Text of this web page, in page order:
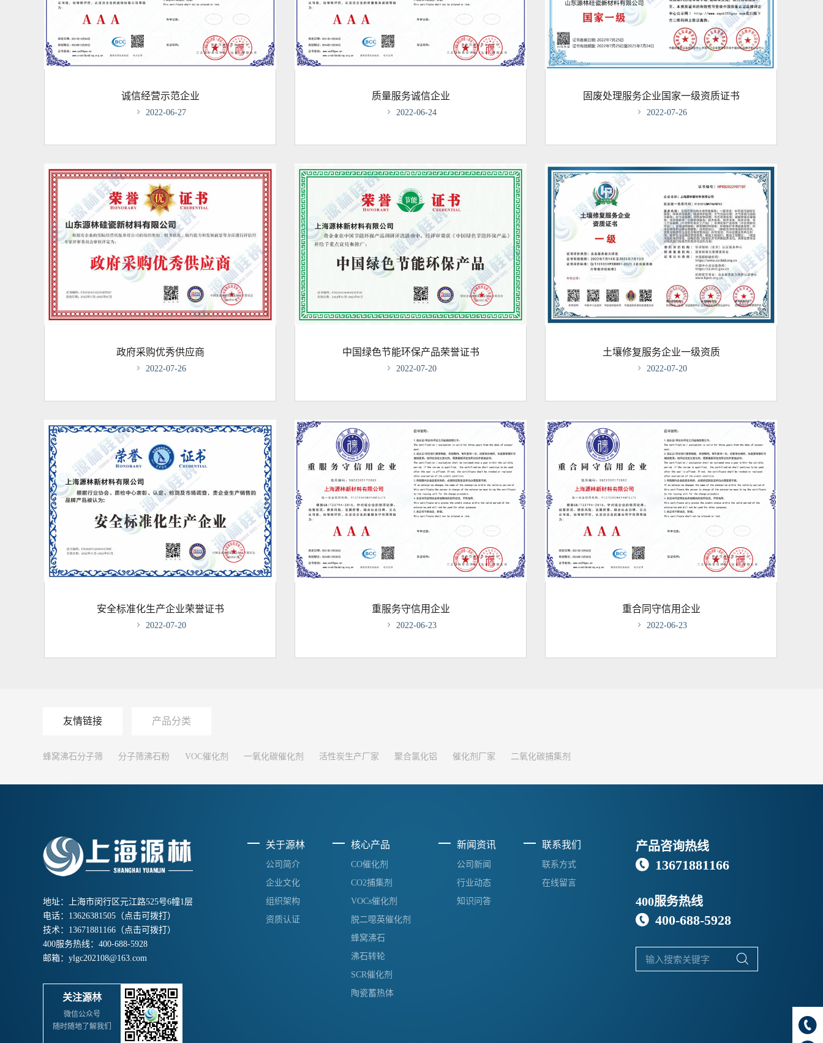

诚信经营示范企业
 2022-06-27
质量服务诚信企业
 2022-06-24
固废处理服务企业国家一级资质证书
 2022-07-26
政府采购优秀供应商
 2022-07-26
中国绿色节能环保产品荣誉证书
 2022-07-20
土壤修复服务企业一级资质
 2022-07-20
安全标准化生产企业荣誉证书
 2022-07-20
重服务守信用企业
 2022-06-23
重合同守信用企业
 2022-06-23
友情链接 产品分类
蜂窝沸石分子筛 分子筛沸石粉 VOC催化剂 一氧化碳催化剂 活性炭生产厂家 聚合氯化铝 催化剂厂家 二氧化碳捕集剂
地址：上海市闵行区元江路525号6幢1层
电话： 13626381505 （点击可拨打）
技术： 13671881166 （点击可拨打）
400服务热线： 400-688-5928
邮箱： ylgc202108@163.com
关注源林
微信公众号
随时随地了解我们
关于源林
公司简介
企业文化
组织架构
资质认证
核心产品
CO催化剂
CO2捕集剂
VOCs催化剂
脱二噁英催化剂
蜂窝沸石
沸石转轮
SCR催化剂
陶瓷蓄热体
新闻资讯
公司新闻
行业动态
知识问答
联系我们
联系方式
在线留言
产品咨询热线
 13671881166
400服务热线
 400-688-5928
